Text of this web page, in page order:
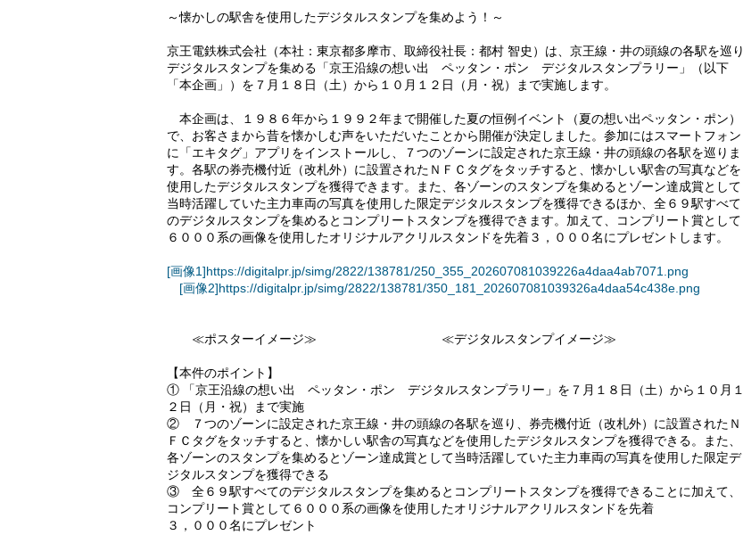
～懐かしの駅舎を使用したデジタルスタンプを集めよう！～
京王電鉄株式会社（本社：東京都多摩市、取締役社長：都村 智史）は、京王線・井の頭線の各駅を巡り
デジタルスタンプを集める「京王沿線の想い出 ペッタン・ポン デジタルスタンプラリー」（以下
「本企画」）を７月１８日（土）から１０月１２日（月・祝）まで実施します。
本企画は、１９８６年から１９９２年まで開催した夏の恒例イベント（夏の想い出ペッタン・ポン）
で、お客さまから昔を懐かしむ声をいただいたことから開催が決定しました。参加にはスマートフォン
に「エキタグ」アプリをインストールし、７つのゾーンに設定された京王線・井の頭線の各駅を巡りま
す。各駅の券売機付近（改札外）に設置されたＮＦＣタグをタッチすると、懐かしい駅舎の写真などを
使用したデジタルスタンプを獲得できます。また、各ゾーンのスタンプを集めるとゾーン達成賞として
当時活躍していた主力車両の写真を使用した限定デジタルスタンプを獲得できるほか、全６９駅すべて
のデジタルスタンプを集めるとコンプリートスタンプを獲得できます。加えて、コンプリート賞として
６０００系の画像を使用したオリジナルアクリルスタンドを先着３，０００名にプレゼントします。
[画像1]https://digitalpr.jp/simg/2822/138781/250_355_202607081039226a4daa4ab7071.png
[画像2]https://digitalpr.jp/simg/2822/138781/350_181_202607081039326a4daa54c438e.png
≪ポスターイメージ≫ ≪デジタルスタンプイメージ≫
【本件のポイント】
① 「京王沿線の想い出 ペッタン・ポン デジタルスタンプラリー」を７月１８日（土）から１０月１
２日（月・祝）まで実施
② ７つのゾーンに設定された京王線・井の頭線の各駅を巡り、券売機付近（改札外）に設置されたＮ
ＦＣタグをタッチすると、懐かしい駅舎の写真などを使用したデジタルスタンプを獲得できる。また、
各ゾーンのスタンプを集めるとゾーン達成賞として当時活躍していた主力車両の写真を使用した限定デ
ジタルスタンプを獲得できる
③ 全６９駅すべてのデジタルスタンプを集めるとコンプリートスタンプを獲得できることに加えて、
コンプリート賞として６０００系の画像を使用したオリジナルアクリルスタンドを先着
３，０００名にプレゼント